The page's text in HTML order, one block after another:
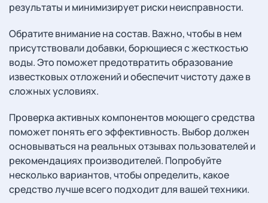
результаты и минимизирует риски неисправности.
Обратите внимание на состав. Важно, чтобы в нем
присутствовали добавки, борющиеся с жесткостью
воды. Это поможет предотвратить образование
известковых отложений и обеспечит чистоту даже в
сложных условиях.
Проверка активных компонентов моющего средства
поможет понять его эффективность. Выбор должен
основываться на реальных отзывах пользователей и
рекомендациях производителей. Попробуйте
несколько вариантов, чтобы определить, какое
средство лучше всего подходит для вашей техники.